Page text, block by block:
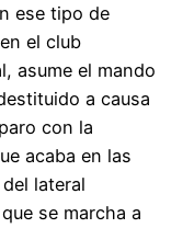
ese tipo de
el club
asume el mando
a causa
con la
acaba en las
lateral
se marcha a